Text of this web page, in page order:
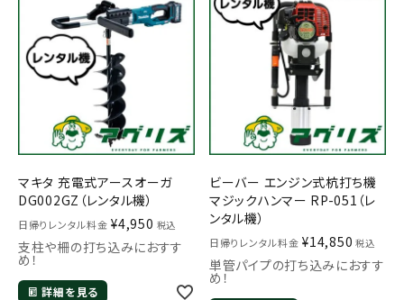
マキタ 充電式アースオーガ
DG002GZ（レンタル機）
日帰りレンタル料金 ¥4,950 税込
支柱や柵の打ち込みにおすす
め！
詳細を見る
ビーバー エンジン式杭打ち機
マジックハンマー RP-051（レ
ンタル機）
日帰りレンタル料金 ¥14,850 税込
単管パイプの打ち込みにおすす
め！